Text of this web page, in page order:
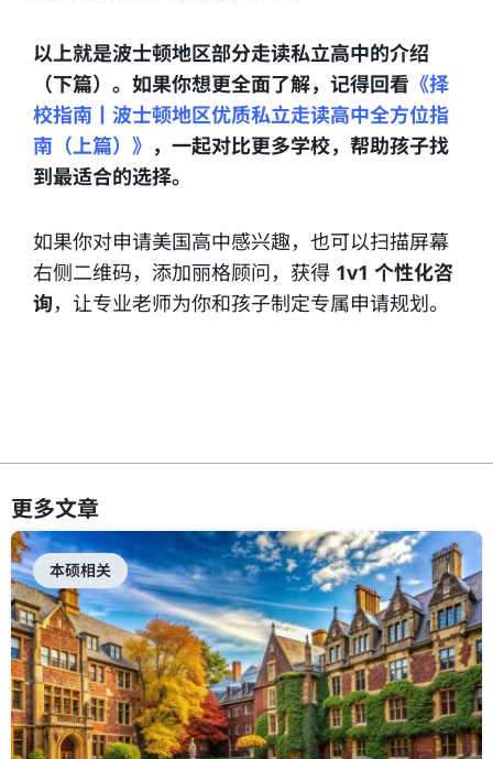
以上就是波士顿地区部分走读私立高中的介绍
（下篇）。如果你想更全面了解，记得回看 《择
校指南丨波士顿地区优质私立走读高中全方位指
南（上篇）》 ，一起对比更多学校，帮助孩子找
到最适合的选择。
如果你对申请美国高中感兴趣，也可以扫描屏幕
右侧二维码，添加丽格顾问，获得 1v1 个性化咨
询，让专业老师为你和孩子制定专属申请规划。
更多文章
本硕相关